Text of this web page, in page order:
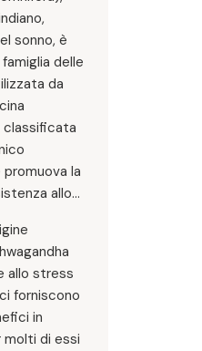
sonno, è
delle
da
classificata
la
allo
allo stress
forniscono
in
molti di essi